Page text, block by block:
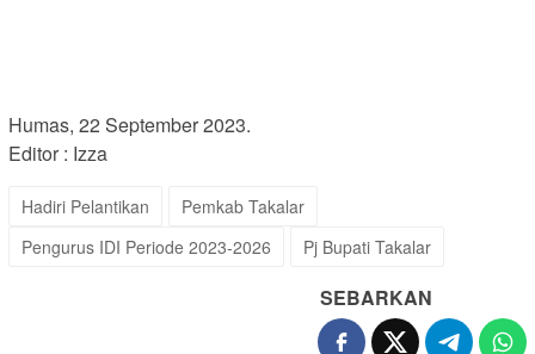
Humas, 22 September 2023.
Editor : Izza
Hadiri Pelantikan
Pemkab Takalar
Pengurus IDI Periode 2023-2026
Pj Bupati Takalar
SEBARKAN